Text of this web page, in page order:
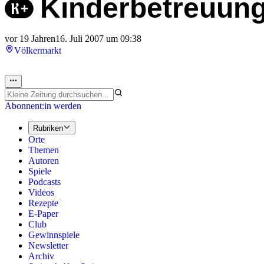
vor 19 Jahren16. Juli 2007 um 09:38
Völkermarkt
Abonnent:in werden
Rubriken
Orte
Themen
Autoren
Spiele
Podcasts
Videos
Rezepte
E-Paper
Club
Gewinnspiele
Newsletter
Archiv